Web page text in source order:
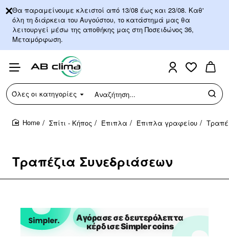
Θα παραμείνουμε κλειστοί από 13/08 έως και 23/08. Καθ'
όλη τη διάρκεια του Αυγούστου, το κατάστημά μας θα
λειτουργεί μέσω της αποθήκης μας στη Ποσειδώνος 36,
Μεταμόρφωση.
Όλες οι κατηγορίες
Αναζήτηση...
Τραπέζια Συνεδριάσεων
Σπίτι - Κήπος Έπιπλα Έπιπλα γραφείου